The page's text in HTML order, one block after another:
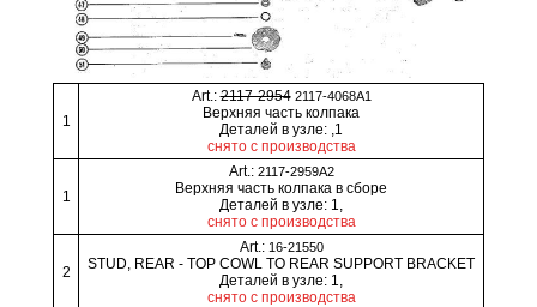
1
Art.:2117-2954 2117-4068A1
Верхняя часть колпака
Деталей в узле: ,1
снято с производства
1
Art.: 2117-2959A2
Верхняя часть колпака в сборе
Деталей в узле: 1,
снято с производства
2
Art.: 16-21550
STUD, REAR - TOP COWL TO REAR SUPPORT BRACKET
Деталей в узле: 1,
снято с производства